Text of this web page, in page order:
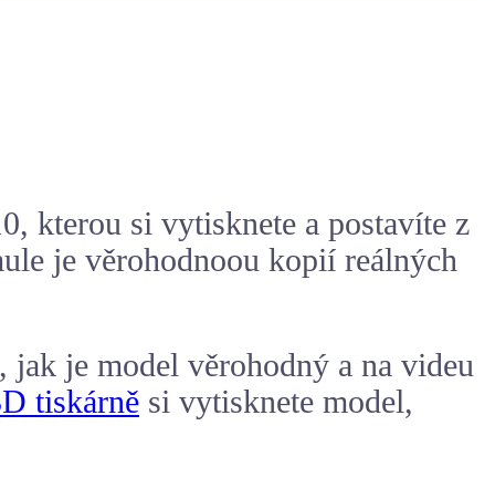
kterou si vytisknete a postavíte z
je věrohodnoou kopií reálných
je model věrohodný a na videu
tiskárně si vytisknete model,